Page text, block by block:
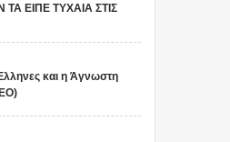
ΕΙΠΕ ΤΥΧΑΙΑ ΣΤΙΣ
και η Άγνωστη